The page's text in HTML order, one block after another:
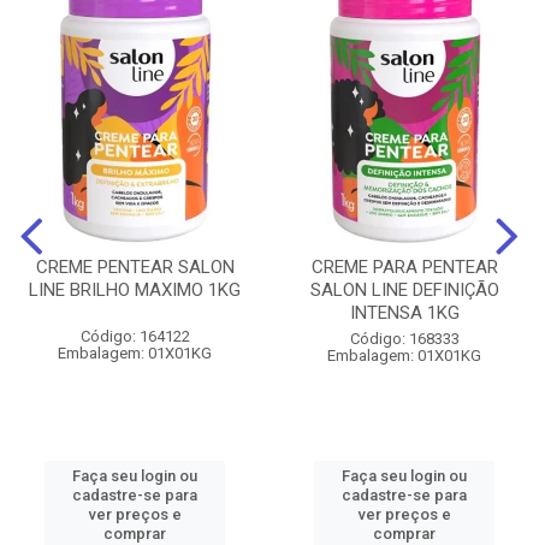
CREME PENTEAR SALON
LINE BRILHO MAXIMO 1KG
Código: 164122
Embalagem: 01X01KG
Faça seu login ou
cadastre-se para
ver preços e
comprar
CREME PARA PENTEAR
SALON LINE DEFINIÇÃO
INTENSA 1KG
Código: 168333
Embalagem: 01X01KG
Faça seu login ou
cadastre-se para
ver preços e
comprar